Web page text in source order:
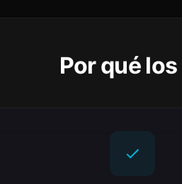
Por qué